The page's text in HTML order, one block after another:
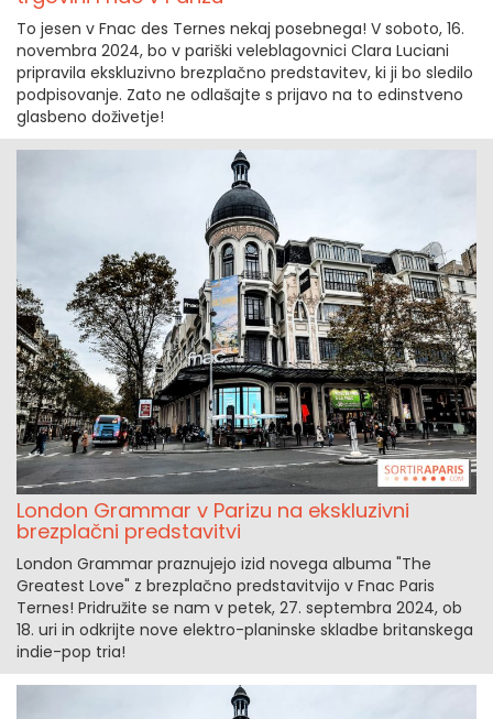
To jesen v Fnac des Ternes nekaj posebnega! V soboto, 16.
novembra 2024, bo v pariški veleblagovnici Clara Luciani
pripravila ekskluzivno brezplačno predstavitev, ki ji bo sledilo
podpisovanje. Zato ne odlašajte s prijavo na to edinstveno
glasbeno doživetje!
London Grammar v Parizu na ekskluzivni
brezplačni predstavitvi
London Grammar praznujejo izid novega albuma "The
Greatest Love" z brezplačno predstavitvijo v Fnac Paris
Ternes! Pridružite se nam v petek, 27. septembra 2024, ob
18. uri in odkrijte nove elektro-planinske skladbe britanskega
indie-pop tria!